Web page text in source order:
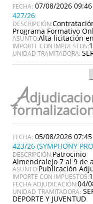
07/08/2026 09:46
427/26
DESCRIPCIÓN:
Programa Formativo
ASUNTO:Alta licitación
IMPORTE CON IMPUESTOS:
UNIDAD TRAMITADORA:
A
05/08/2026 07:45
423/26 (SYMPHONY
DESCRIPCIÓN:
Almendralejo 7 al 9 de
ASUNTO:Publicación
IMPORTE CON IMPUESTOS:
FECHA ADJUDICACIÓN:04/
UNIDAD TRAMITADORA:
DEPORTE Y JUVENTUD